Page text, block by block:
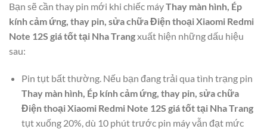
Bạn sẽ cần thay pin mới khi chiếc máyThay màn hình, Ép
kính cảm ứng, thay pin, sửa chữa Điện thoại Xiaomi Redmi
Note 12S giá tốt tại Nha Trangxuất hiện những dấu hiệu
sau:
Pin tụt bất thường. Nếu bạn đang trải qua tình trạng pin
Thay màn hình, Ép kính cảm ứng, thay pin, sửa chữa
Điện thoại Xiaomi Redmi Note 12S giá tốt tại Nha Trang
tụt xuống 20%, dù 10 phút trước pin máy vẫn đạt mức